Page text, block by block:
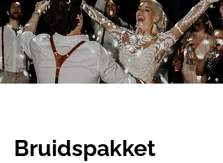
Bruidspakket